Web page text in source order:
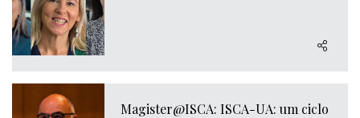
Magister@ISCA: ISCA-UA: um ciclo